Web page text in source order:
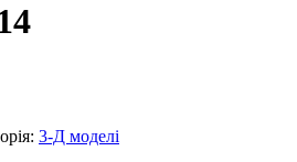
3-Д моделі